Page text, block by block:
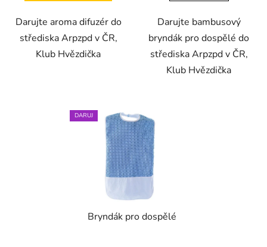
Darujte aroma difuzér do
střediska Arpzpd v ČR,
Klub Hvězdička
Darujte bambusový
bryndák pro dospělé do
střediska Arpzpd v ČR,
Klub Hvězdička
DARUJ
Bryndák pro dospělé